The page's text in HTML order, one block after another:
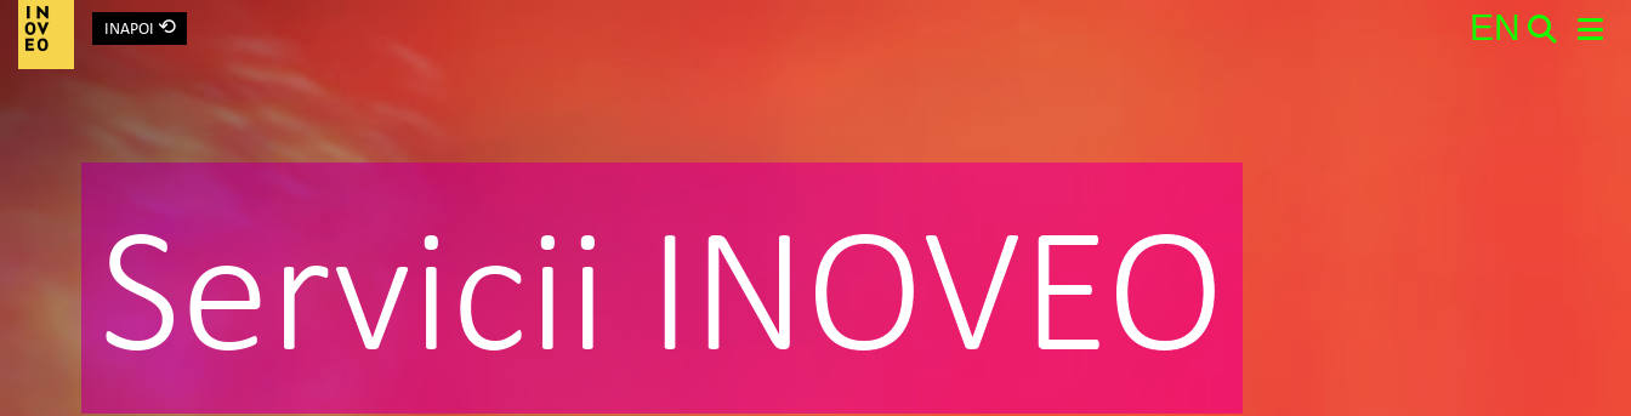
Main Navigation
INAPOI ⟲ EN
Servicii INOVEO